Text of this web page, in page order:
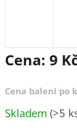
Cena: 9
Cena balení po
cena:
Skladem (>5